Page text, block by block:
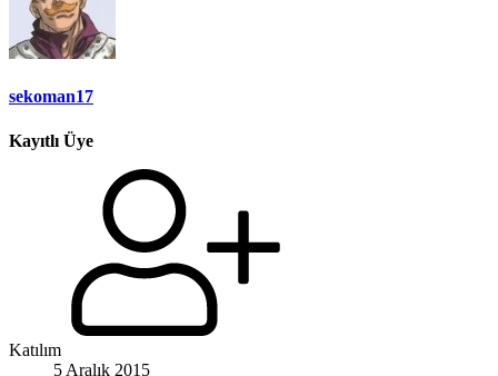
sekoman17
Kayıtlı Üye
Katılım
5 Aralık 2015